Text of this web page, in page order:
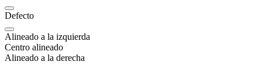
Defecto
Alineado a la izquierda
Centro alineado
Alineado a la derecha